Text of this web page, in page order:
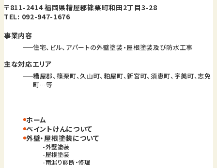
〒811-2414 福岡県糟屋郡篠栗町和田2丁目3-28
TEL: 092-947-1676
事業内容
住宅、ビル、アパートの外壁塗装・屋根塗装及び防水工事
主な対応エリア
糟屋郡、篠栗町、久山町、粕屋町、新宮町、須恵町、宇美町、志免
町…等
ホーム
ペイントけんについて
外壁・屋根塗装について
外壁塗装
屋根塗装
雨漏り診断・修理